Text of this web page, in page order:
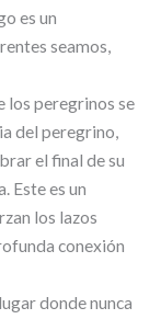
es un
seamos,
los peregrinos se
del peregrino,
el final de su
Este es un
los lazos
conexión
donde nunca